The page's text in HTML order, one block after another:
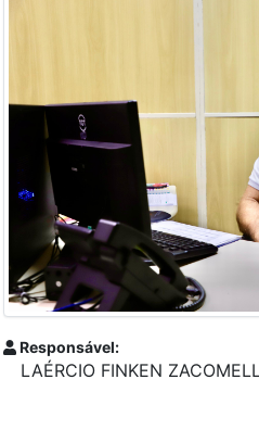
Responsável:
LAÉRCIO FINKEN